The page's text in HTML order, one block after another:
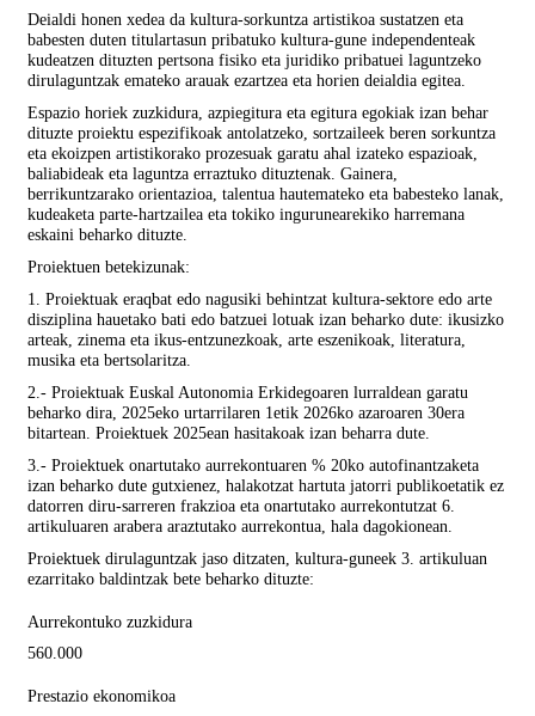
Deialdi honen xedea da kultura-sorkuntza artistikoa sustatzen eta
babesten duten titulartasun pribatuko kultura-gune independenteak
kudeatzen dituzten pertsona fisiko eta juridiko pribatuei laguntzeko
dirulaguntzak emateko arauak ezartzea eta horien deialdia egitea.
Espazio horiek zuzkidura, azpiegitura eta egitura egokiak izan behar
dituzte proiektu espezifikoak antolatzeko, sortzaileek beren sorkuntza
eta ekoizpen artistikorako prozesuak garatu ahal izateko espazioak,
baliabideak eta laguntza erraztuko dituztenak. Gainera,
berrikuntzarako orientazioa, talentua hautemateko eta babesteko lanak,
kudeaketa parte-hartzailea eta tokiko ingurunearekiko harremana
eskaini beharko dituzte.
Proiektuen betekizunak:
1. Proiektuak eraqbat edo nagusiki behintzat kultura-sektore edo arte
disziplina hauetako bati edo batzuei lotuak izan beharko dute: ikusizko
arteak, zinema eta ikus-entzunezkoak, arte eszenikoak, literatura,
musika eta bertsolaritza.
2.- Proiektuak Euskal Autonomia Erkidegoaren lurraldean garatu
beharko dira, 2025eko urtarrilaren 1etik 2026ko azaroaren 30era
bitartean. Proiektuek 2025ean hasitakoak izan beharra dute.
3.- Proiektuek onartutako aurrekontuaren % 20ko autofinantzaketa
izan beharko dute gutxienez, halakotzat hartuta jatorri publikoetatik ez
datorren diru-sarreren frakzioa eta onartutako aurrekontutzat 6.
artikuluaren arabera araztutako aurrekontua, hala dagokionean.
Proiektuek dirulaguntzak jaso ditzaten, kultura-guneek 3. artikuluan
ezarritako baldintzak bete beharko dituzte:
Aurrekontuko zuzkidura
560.000
Prestazio ekonomikoa